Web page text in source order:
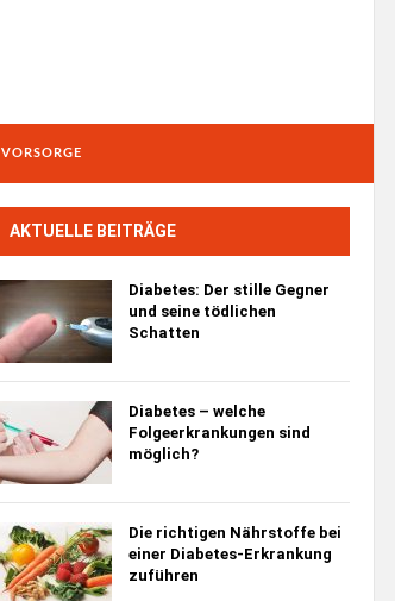
VORSORGE
AKTUELLE BEITRÄGE
Diabetes: Der stille Gegner
und seine tödlichen
Schatten
Diabetes – welche
Folgeerkrankungen sind
möglich?
Die richtigen Nährstoffe bei
einer Diabetes-Erkrankung
zuführen